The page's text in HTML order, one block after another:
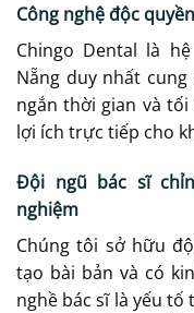
Công nghệ độc
Chingo Dental là
Nẵng duy nhất
ngắn thời gian và
lợi ích trực tiếp cho
Đội ngũ bác sĩ
nghiệm
Chúng tôi sở hữu
tạo bài bản và có
nghề bác sĩ là yếu